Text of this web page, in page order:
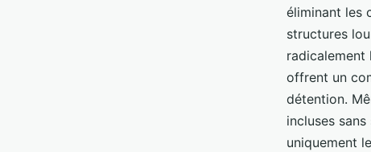
éliminant les
structures
radicalement
offrent un
détention.
incluses
uniquement